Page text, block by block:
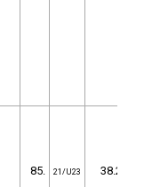
85. 21/U23 38.25